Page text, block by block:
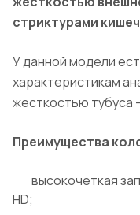
стриктурами
У данной модели
характеристикам
жесткостью тубуса
Преимущества
высокочеткая
HD;